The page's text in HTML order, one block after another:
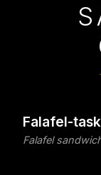
Falafel-
Falafel